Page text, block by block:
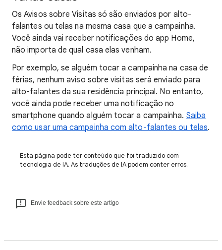
Os Avisos sobre Visitas só são enviados por alto-
falantes ou telas na mesma casa que a campainha.
Você ainda vai receber notificações do app Home,
não importa de qual casa elas venham.
Por exemplo, se alguém tocar a campainha na casa de
férias, nenhum aviso sobre visitas será enviado para
alto-falantes da sua residência principal. No entanto,
você ainda pode receber uma notificação no
smartphone quando alguém tocar a campainha. Saiba
como usar uma campainha com alto-falantes ou telas.
Esta página pode ter conteúdo que foi traduzido com
tecnologia de IA. As traduções de IA podem conter erros.
Envie feedback sobre este artigo